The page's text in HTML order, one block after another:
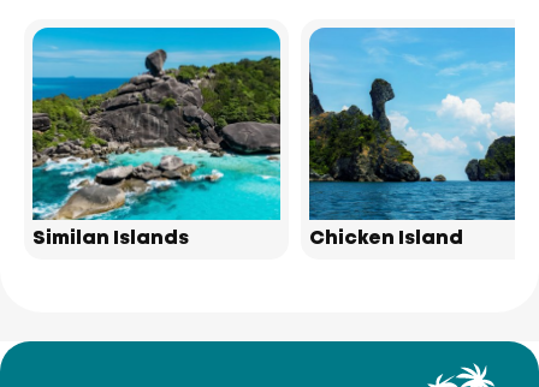
Similan Islands Chicken Island